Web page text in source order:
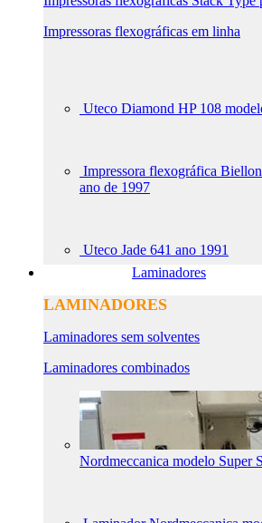
Impressoras flexográficas em linha
Uteco Diamond HP 108
Impressora flexográfica
ano de 1997
Uteco Jade 641 ano 1991
Laminadores
LAMINADORES
Laminadores sem solventes
Laminadores combinados
Nordmeccanica modelo Super